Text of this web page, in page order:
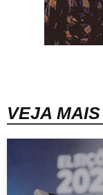
VEJA MAIS